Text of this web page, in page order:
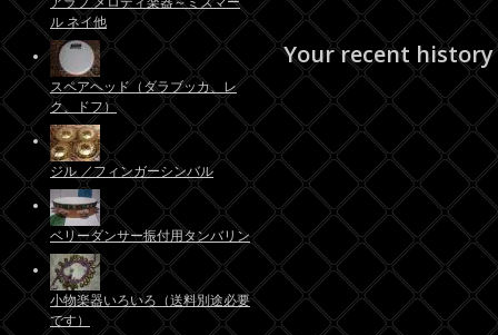
Your recent history
ル ネイ他
スペアヘッド（ダラブッカ、レ
ク、ドフ）
ジル ／フィンガーシンバル
ベリーダンサー振付用タンバリン
小物楽器いろいろ（送料別途必要
です）